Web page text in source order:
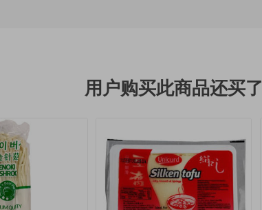
用户购买此商品还买了